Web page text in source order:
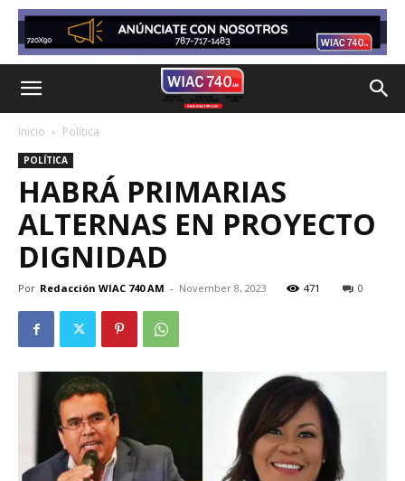
Inicio Política
POLÍTICA
HABRÁ PRIMARIAS
ALTERNAS EN PROYECTO
DIGNIDAD
Por Redacción WIAC 740 AM - November 8, 2023 471 0